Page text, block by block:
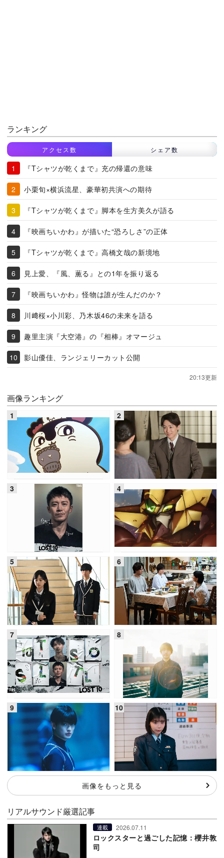
ランキング
アクセス数 シェア数
『Tシャツが乾くまで』充の帰還の意味
小栗旬×横浜流星、豪華初共演への期待
『Tシャツが乾くまで』脚本を生方美久が語る
『映画ちいかわ』が描いた“恐ろしさ”の正体
『Tシャツが乾くまで』高橋文哉の新境地
見上愛、『風、薫る』との1年を振り返る
『映画ちいかわ』怪物は誰が生んだのか？
川﨑桜×小川彩、乃木坂46の未来を語る
趣里主演『大空港』の『相棒』オマージュ
影山優佳、ランジェリーカット公開
20:13更新
画像ランキング
画像をもっと見る
リアルサウンド厳選記事
連載 2026.07.11
ロックスターと過ごした記憶：櫻井敦
司